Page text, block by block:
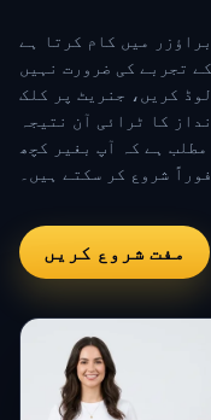
میں کام کرتا ہے
تجربے کی ضرورت نہیں
کریں، جنریٹ پر کلک
کا ٹرائی آن نتیجہ
ہے کہ آپ بغیر کچھ
شروع کر سکتے ہیں۔
مفت شروع کریں